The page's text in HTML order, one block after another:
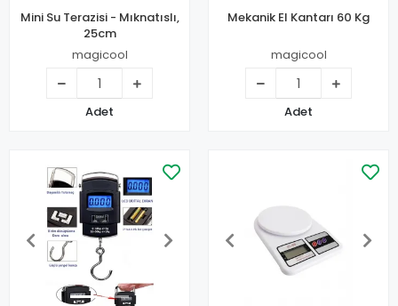
Mini Su Terazisi - Mıknatıslı,
25cm
magicool
Adet
Mekanik El Kantarı 60 Kg
magicool
Adet